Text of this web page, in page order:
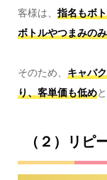
客様は、 指名もボ
ボトルやつまみの
そのため、 キャバ
り、客単価も低め
（２）リピ